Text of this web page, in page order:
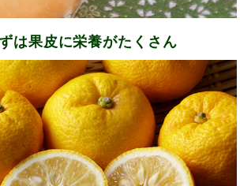
は果皮に栄養がたくさん